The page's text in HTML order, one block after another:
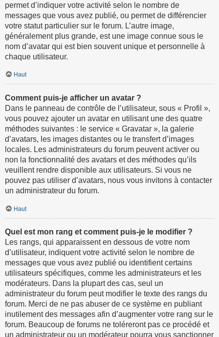
permet d’indiquer votre activité selon le nombre de
messages que vous avez publié, ou permet de différencier
votre statut particulier sur le forum. L’autre image,
généralement plus grande, est une image connue sous le
nom d’avatar qui est bien souvent unique et personnelle à
chaque utilisateur.
Haut
Comment puis-je afficher un avatar ?
Dans le panneau de contrôle de l’utilisateur, sous « Profil »,
vous pouvez ajouter un avatar en utilisant une des quatre
méthodes suivantes : le service « Gravatar », la galerie
d’avatars, les images distantes ou le transfert d’images
locales. Les administrateurs du forum peuvent activer ou
non la fonctionnalité des avatars et des méthodes qu’ils
veuillent rendre disponible aux utilisateurs. Si vous ne
pouvez pas utiliser d’avatars, nous vous invitons à contacter
un administrateur du forum.
Haut
Quel est mon rang et comment puis-je le modifier ?
Les rangs, qui apparaissent en dessous de votre nom
d’utilisateur, indiquent votre activité selon le nombre de
messages que vous avez publié ou identifient certains
utilisateurs spécifiques, comme les administrateurs et les
modérateurs. Dans la plupart des cas, seul un
administrateur du forum peut modifier le texte des rangs du
forum. Merci de ne pas abuser de ce système en publiant
inutilement des messages afin d’augmenter votre rang sur le
forum. Beaucoup de forums ne toléreront pas ce procédé et
un administrateur ou un modérateur pourra vous sanctionner